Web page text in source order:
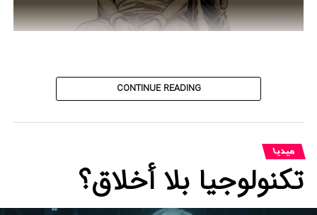
CONTINUE READING
میدیا
تكنولوجيا بلا أخلاق؟